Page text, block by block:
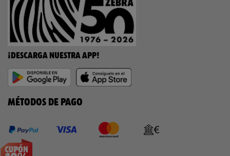
¡DESCARGA NUESTRA APP!
MÉTODOS DE PAGO